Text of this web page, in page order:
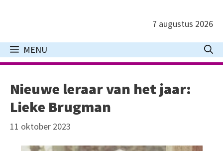
inhoud
7 augustus 2026
MENU
Nieuwe leraar van het jaar:
Lieke Brugman
11 oktober 2023